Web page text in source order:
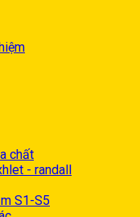
chất
- randall
S1-S5